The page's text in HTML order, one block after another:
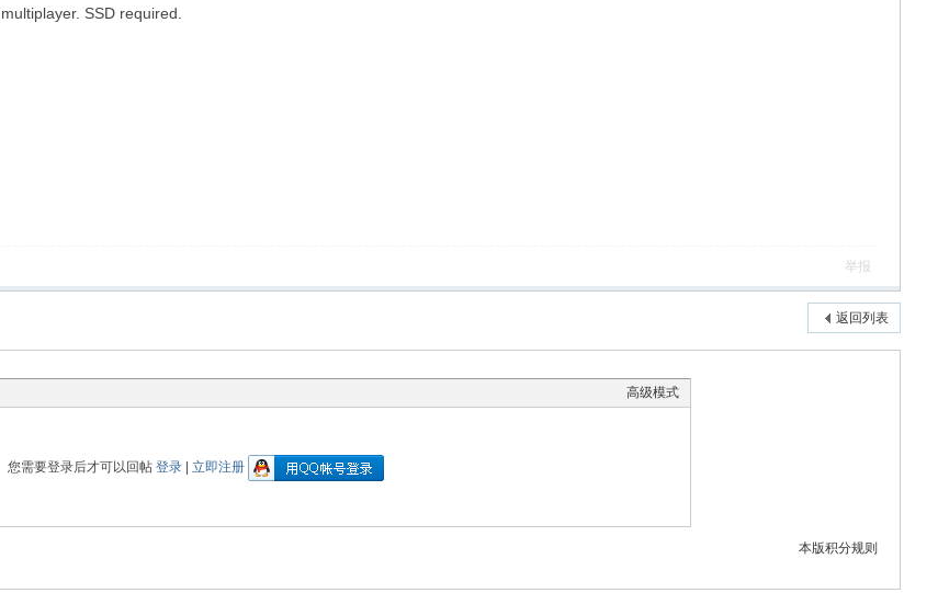
SSD required.
举报
返回列表
高级模式
您需要登录后才可以回帖 登录| 立即注册
本版积分规则